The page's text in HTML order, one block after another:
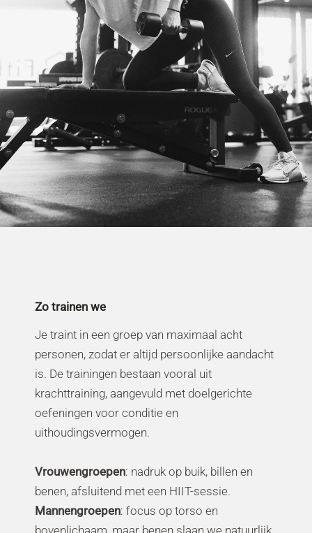
Zo trainen we
Je traint in een groep van maximaal acht
personen, zodat er altijd persoonlijke aandacht
is. De trainingen bestaan vooral uit
krachttraining, aangevuld met doelgerichte
oefeningen voor conditie en
uithoudingsvermogen.
Vrouwengroepen: nadruk op buik, billen en
benen, afsluitend met een HIIT-sessie.
Mannengroepen: focus op torso en